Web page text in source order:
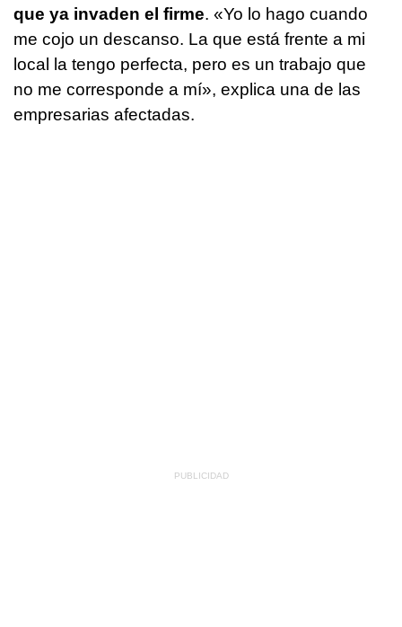
que ya invaden el firme. «Yo lo hago cuando
me cojo un descanso. La que está frente a mi
local la tengo perfecta, pero es un trabajo que
no me corresponde a mí», explica una de las
empresarias afectadas.